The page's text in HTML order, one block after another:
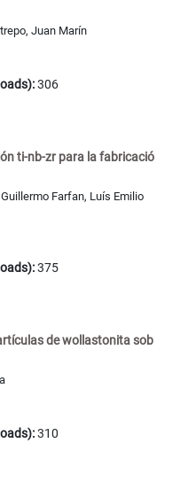
Juan Marín
306
ti-nb-zr para la fabricació
Farfan, Luís Emilio
375
de wollastonita sob
310